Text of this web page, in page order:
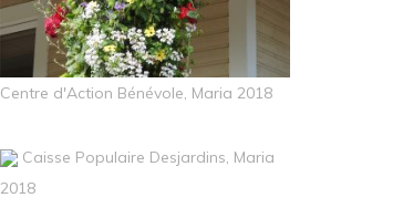
Centre d'Action Bénévole, Maria 2018
Caisse Populaire Desjardins, Maria
2018